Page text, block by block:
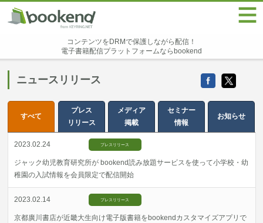
コンテンツをDRMで保護しながら配信！
電子書籍配信プラットフォームならbookend
ニュースリリース
すべて
プレス
リリース
メディア
掲載
セミナー
情報
お知らせ
2023.02.24 プレスリリース
ジャック幼児教育研究所が bookend読み放題サービスを使って小学校・幼
稚園の入試情報を会員限定で配信開始
2023.02.14 プレスリリース
京都廣川書店が近畿大生向け電子版書籍をbookendカスタマイズアプリで